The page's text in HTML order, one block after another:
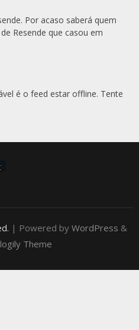
Por acaso saberá quem
Resende que casou em
é o feed estar offline. Tente
| Powered by WordPress &
Theme